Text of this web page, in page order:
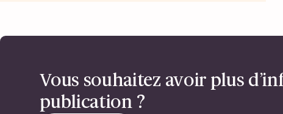
Vous souhaitez avoir plus
publication ?